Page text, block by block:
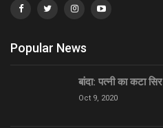
Popular News
बांदा: पत्नी का कटा
Oct 9, 2020